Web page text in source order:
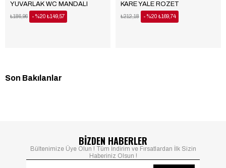
YUVARLAK WC MANDALI
%20 ₺149,57
₺186,96
KARE YALE ROZET
%20 ₺169,74
₺212,18
Son Bakılanlar
BİZDEN HABERLER
Bültenimize Üye Olun ! Tüm İndirim ve Fırsatlardan İlk Sizin
Haberiniz Olsun !